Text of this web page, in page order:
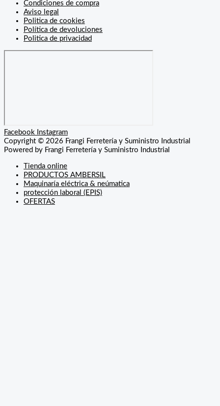
Condiciones de compra
Aviso legal
Politica de cookies
Política de devoluciones
Politica de privacidad
Facebook Instagram
Copyright © 2026 Frangi Ferretería y Suministro Industrial
Powered by Frangi Ferretería y Suministro Industrial
Tienda online
PRODUCTOS AMBERSIL
Maquinaría eléctrica & neúmatica
protección laboral (EPIS)
OFERTAS